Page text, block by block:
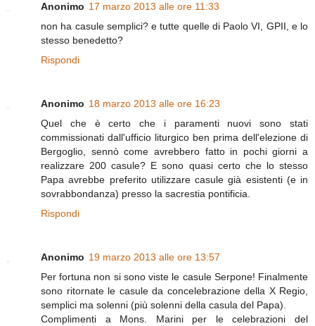
Anonimo 17 marzo 2013 alle ore 11:33
non ha casule semplici? e tutte quelle di Paolo VI, GPII, e lo
stesso benedetto?
Rispondi
Anonimo 18 marzo 2013 alle ore 16:23
Quel che è certo che i paramenti nuovi sono stati
commissionati dall'ufficio liturgico ben prima dell'elezione di
Bergoglio, sennò come avrebbero fatto in pochi giorni a
realizzare 200 casule? E sono quasi certo che lo stesso
Papa avrebbe preferito utilizzare casule già esistenti (e in
sovrabbondanza) presso la sacrestia pontificia.
Rispondi
Anonimo 19 marzo 2013 alle ore 13:57
Per fortuna non si sono viste le casule Serpone! Finalmente
sono ritornate le casule da concelebrazione della X Regio,
semplici ma solenni (più solenni della casula del Papa).
Complimenti a Mons. Marini per le celebrazioni del